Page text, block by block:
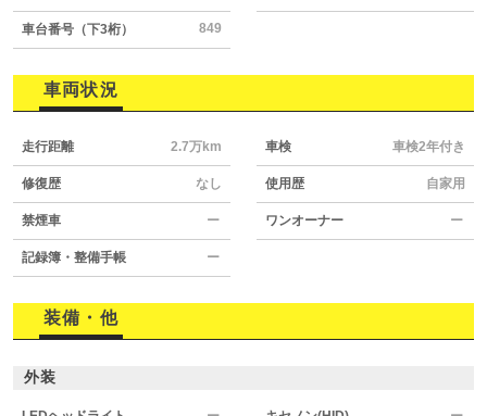
車台番号（下3桁） 849
車両状況
走行距離 2.7万km 車検 車検2年付き
修復歴 なし 使用歴 自家用
禁煙車 ー ワンオーナー ー
記録簿・整備手帳 ー
装備・他
外装